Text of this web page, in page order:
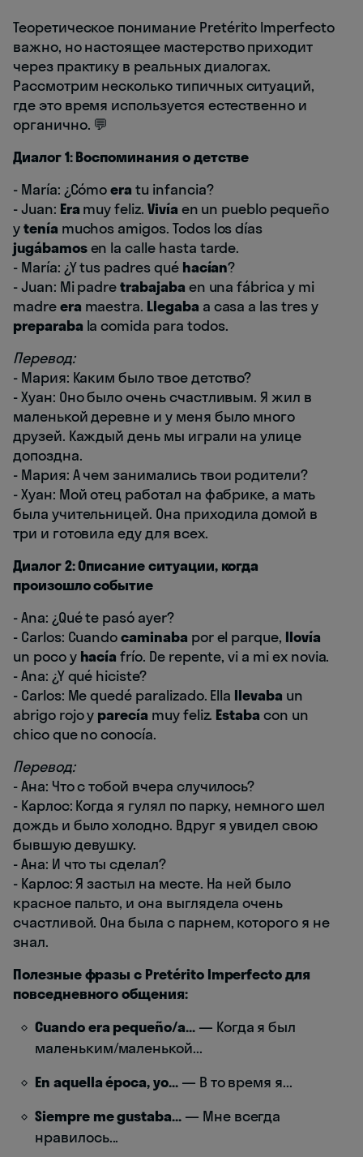
Теоретическое понимание Pretérito Imperfecto
важно, но настоящее мастерство приходит
через практику в реальных диалогах.
Рассмотрим несколько типичных ситуаций,
где это время используется естественно и
органично. 💬
Диалог 1: Воспоминания о детстве
- María: ¿Cómoera tu infancia?
- Juan: Era muy feliz. Vivía en un pueblo pequeño
ytenía muchos amigos. Todos los días
jugábamosen la calle hasta tarde.
- María: ¿Y tus padres qué hacían?
- Juan: Mi padretrabajaba en una fábrica y mi
madreera maestra. Llegaba a casa a las tres y
preparaba la comida para todos.
Перевод:
- Мария: Каким было твое детство?
- Хуан: Оно было очень счастливым. Я жил в
маленькой деревне и у меня было много
друзей. Каждый день мы играли на улице
допоздна.
- Мария: А чем занимались твои родители?
- Хуан: Мой отец работал на фабрике, а мать
была учительницей. Она приходила домой в
три и готовила еду для всех.
Диалог 2: Описание ситуации, когда
произошло событие
- Ana: ¿Qué te pasó ayer?
- Carlos: Cuandocaminaba por el parque, llovía
un poco y hacía frío. De repente, vi a mi ex novia.
- Ana: ¿Y qué hiciste?
- Carlos: Me quedé paralizado. Ella llevaba un
abrigo rojo y parecía muy feliz. Estaba con un
chico que no conocía.
Перевод:
- Ана: Что с тобой вчера случилось?
- Карлос: Когда я гулял по парку, немного шел
дождь и было холодно. Вдруг я увидел свою
бывшую девушку.
- Ана: И что ты сделал?
- Карлос: Я застыл на месте. На ней было
красное пальто, и она выглядела очень
счастливой. Она была с парнем, которого я не
знал.
Полезные фразы с Pretérito Imperfecto для
повседневного общения:
Cuando era pequeño/a...— Когда я был
маленьким/маленькой...
En aquella época, yo...— В то время я...
Siempre me gustaba...— Мне всегда
нравилось...